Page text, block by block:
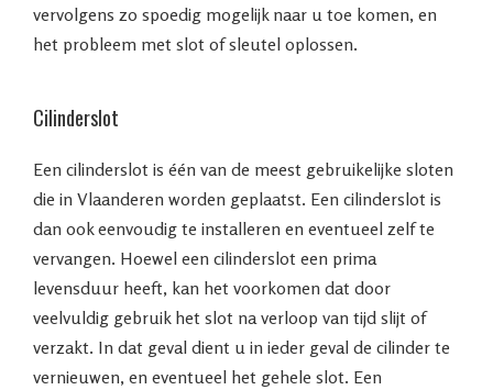
vervolgens zo spoedig mogelijk naar u toe komen, en
het probleem met slot of sleutel oplossen.
Cilinderslot
Een cilinderslot is één van de meest gebruikelijke sloten
die in Vlaanderen worden geplaatst. Een cilinderslot is
dan ook eenvoudig te installeren en eventueel zelf te
vervangen. Hoewel een cilinderslot een prima
levensduur heeft, kan het voorkomen dat door
veelvuldig gebruik het slot na verloop van tijd slijt of
verzakt. In dat geval dient u in ieder geval de cilinder te
vernieuwen, en eventueel het gehele slot. Een